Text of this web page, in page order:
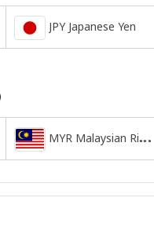
JPY Japanese Yen
MYR Malaysian Ringgit